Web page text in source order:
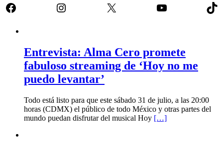
Facebook Instagram X YouTube
Entrevista: Alma Cero promete
fabuloso streaming de ‘Hoy no me
puedo levantar’
Todo está listo para que este sábado 31 de julio, a las 20:00
horas (CDMX) el público de todo México y otras partes del
mundo puedan disfrutar del musical Hoy […]